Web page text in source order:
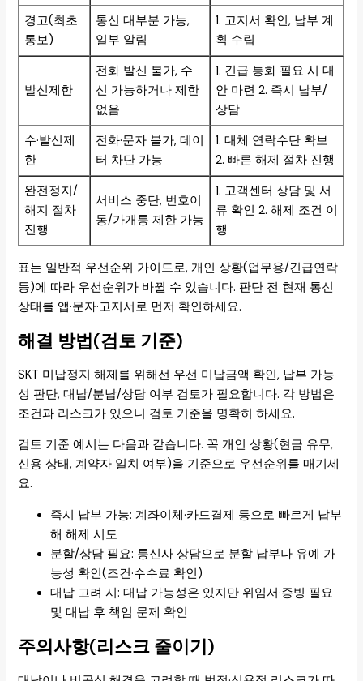
경고(최초
통보)
통신 대부분 가능,
일부 알림
1. 고지서 확인, 납부 계
획 수립
발신제한
전화 발신 불가, 수
신 가능하거나 제한
없음
1. 긴급 통화 필요 시 대
안 마련 2. 즉시 납부/
상담
수·발신제
한
전화·문자 불가, 데이
터 차단 가능
1. 대체 연락수단 확보
2. 빠른 해제 절차 진행
완전정지/
해지 절차
진행
서비스 중단, 번호이
동/가개통 제한 가능
1. 고객센터 상담 및 서
류 확인 2. 해제 조건 이
행
표는 일반적 우선순위 가이드로, 개인 상황(업무용/긴급연락
등)에 따라 우선순위가 바뀔 수 있습니다. 판단 전 현재 통신
상태를 앱·문자·고지서로 먼저 확인하세요.
해결 방법(검토 기준)
SKT 미납정지 해제를 위해선 우선 미납금액 확인, 납부 가능
성 판단, 대납/분납/상담 여부 검토가 필요합니다. 각 방법은
조건과 리스크가 있으니 검토 기준을 명확히 하세요.
검토 기준 예시는 다음과 같습니다. 꼭 개인 상황(현금 유무,
신용 상태, 계약자 일치 여부)을 기준으로 우선순위를 매기세
요.
즉시 납부 가능: 계좌이체·카드결제 등으로 빠르게 납부
해 해제 시도
분할/상담 필요: 통신사 상담으로 분할 납부나 유예 가
능성 확인(조건·수수료 확인)
대납 고려 시: 대납 가능성은 있지만 위임서·증빙 필요
및 대납 후 책임 문제 확인
주의사항(리스크 줄이기)